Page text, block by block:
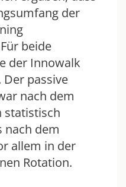
der
beide
der Innowalk
Der passive
nach dem
statistisch
nach dem
allem in der
Rotation.